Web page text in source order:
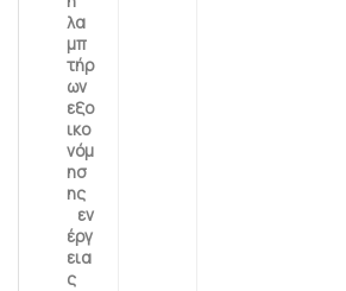
λα
μπ
τήρ
ων
εξο
ικο
νόμ
ησ
ης
εν
έργ
εια
ς